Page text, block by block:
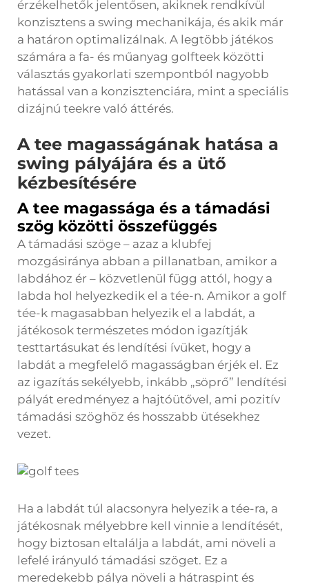
érzékelhetők jelentősen, akiknek rendkívül
konzisztens a swing mechanikája, és akik már
a határon optimalizálnak. A legtöbb játékos
számára a fa- és műanyag golfteek közötti
választás gyakorlati szempontból nagyobb
hatással van a konzisztenciára, mint a speciális
dizájnú teekre való áttérés.
A tee magasságának hatása a
swing pályájára és a ütő
kézbesítésére
A tee magassága és a támadási
szög közötti összefüggés
A támadási szöge – azaz a klubfej
mozgásiránya abban a pillanatban, amikor a
labdához ér – közvetlenül függ attól, hogy a
labda hol helyezkedik el a tée-n. Amikor a golf
tée-k magasabban helyezik el a labdát, a
játékosok természetes módon igazítják
testtartásukat és lendítési ívüket, hogy a
labdát a megfelelő magasságban érjék el. Ez
az igazítás sekélyebb, inkább „söprő” lendítési
pályát eredményez a hajtóütővel, ami pozitív
támadási szöghöz és hosszabb ütésekhez
vezet.
Ha a labdát túl alacsonyra helyezik a tée-ra, a
játékosnak mélyebbre kell vinnie a lendítését,
hogy biztosan eltalálja a labdát, ami növeli a
lefelé irányuló támadási szöget. Ez a
meredekebb pálya növeli a hátraspint és